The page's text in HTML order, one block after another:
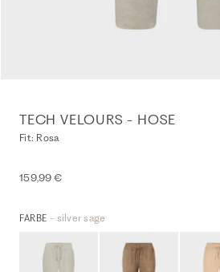
TECH VELOURS - HOSE
Fit: Rosa
159,99 €
FARBE - silver sage